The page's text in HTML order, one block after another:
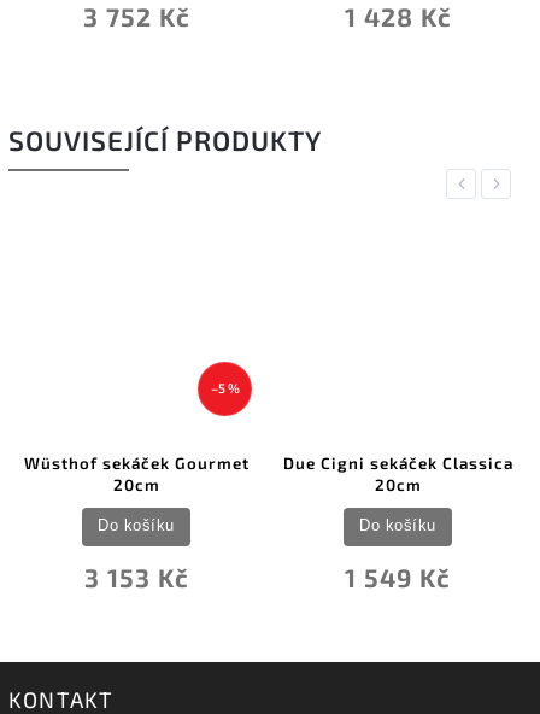
3 752 Kč 1 428 Kč
SOUVISEJÍCÍ PRODUKTY
Previous
–5 %
Wüsthof sekáček Gourmet
20cm
3 153 Kč
Do košíku
Due Cigni sekáček Classica
20cm
1 549 Kč
Do košíku
Next
KONTAKT